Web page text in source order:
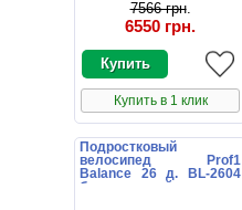
7566 грн.
6550 грн.
Купить в 1 клик
Подростковый
велосипед Prof1
Balance 26 д. BL-2604
бело-розовый